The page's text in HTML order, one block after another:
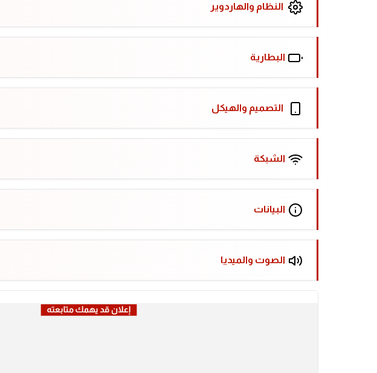
النظام والهاردوير
البطارية
التصميم والهيكل
الشبكة
البيانات
الصوت والميديا